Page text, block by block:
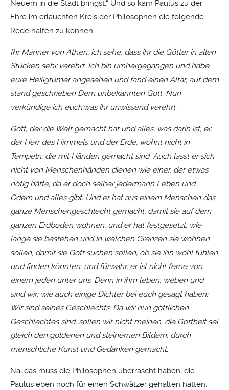
Neuem in die Stadt bringst.“ Und so kam Paulus zu der
Ehre im erlauchten Kreis der Philosophen die folgende
Rede halten zu können:
Ihr Männer von Athen, ich sehe, dass ihr die Götter in allen
Stücken sehr verehrt. Ich bin umhergegangen und habe
eure Heiligtümer angesehen und fand einen Altar, auf dem
stand geschrieben Dem unbekannten Gott. Nun
verkündige ich euch,was ihr unwissend verehrt.
Gott, der die Welt gemacht hat und alles, was darin ist, er,
der Herr des Himmels und der Erde, wohnt nicht in
Tempeln, die mit Händen gemacht sind. Auch lässt er sich
nicht von Menschenhänden dienen wie einer, der etwas
nötig hätte, da er doch selber jedermann Leben und
Odem und alles gibt. Und er hat aus einem Menschen das
ganze Menschengeschlecht gemacht, damit sie auf dem
ganzen Erdboden wohnen, und er hat festgesetzt, wie
lange sie bestehen und in welchen Grenzen sie wohnen
sollen, damit sie Gott suchen sollen, ob sie ihn wohl fühlen
und finden könnten; und fürwahr, er ist nicht ferne von
einem jeden unter uns. Denn in ihm leben, weben und
sind wir; wie auch einige Dichter bei euch gesagt haben:
Wir sind seines Geschlechts. Da wir nun göttlichen
Geschlechtes sind, sollen wir nicht meinen, die Gottheit sei
gleich den goldenen und steinernen Bildern, durch
menschliche Kunst und Gedanken gemacht.
Na, das muss die Philosophen überrascht haben, die
Paulus eben noch für einen Schwätzer gehalten hatten.